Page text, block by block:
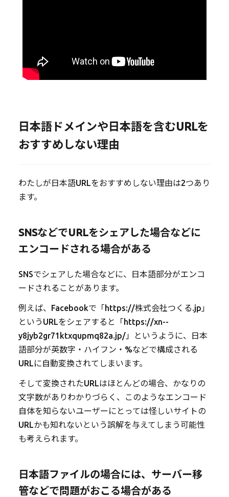
日本語ドメインや日本語を含むURLを
おすすめしない理由
わたしが日本語URLをおすすめしない理由は2つあり
ます。
SNSなどでURLをシェアした場合などに
エンコードされる場合がある
SNSでシェアした場合などに、日本語部分がエンコ
ードされることがあります。
例えば、Facebookで「https://株式会社つくる.jp」
というURLをシェアすると「https://xn--
y8jyb2gr71ktxqupmq82a.jp/」というように、日本
語部分が英数字・ハイフン・%などで構成される
URLに自動変換されてしまいます。
そして変換されたURLはほとんどの場合、かなりの
文字数がありわかりづらく、このようなエンコード
自体を知らないユーザーにとっては怪しいサイトの
URLかも知れないという誤解を与えてしまう可能性
も考えられます。
日本語ファイルの場合には、サーバー移
管などで問題がおこる場合がある